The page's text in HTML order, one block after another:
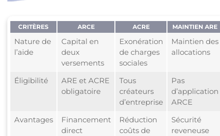
CRITÈRES ARCE ACRE MAINTIEN ARE
Nature de
l’aide
Capital en
deux
versements
Exonération
de charges
sociales
Maintien des
allocations
Éligibilité
ARE et ACRE
obligatoire
Tous
créateurs
d’entreprise
Pas
d’application
ARCE
Avantages
Financement
direct
Réduction
coûts de
Sécurité
reveneuse